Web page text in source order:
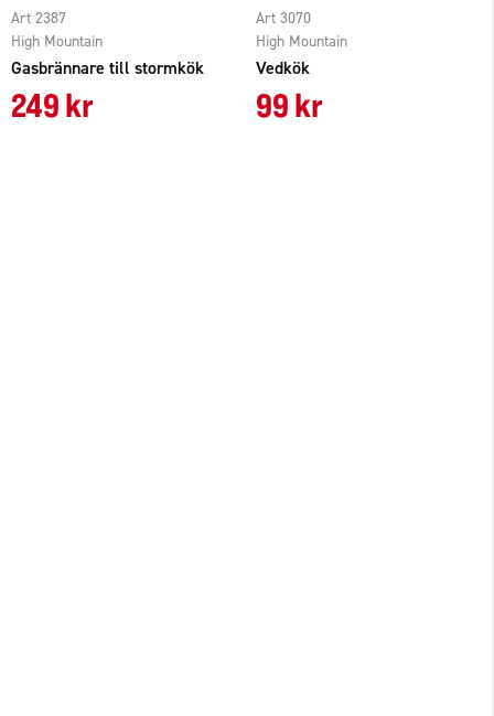
Gasbrännare till stormkök
High Mountain
Art 2387
249 kr
Vedkök
High Mountain
Art 3070
99 kr